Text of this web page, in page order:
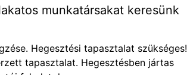
munkatársakat keresünk
Hegesztési tapasztalat szükséges!
tapasztalat. Hegesztésben jártas